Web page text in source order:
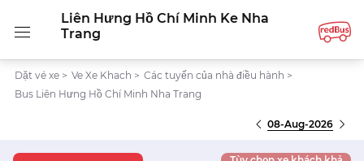
Liên Hưng Hồ Chí Minh Ke Nha
Trang
Dặt vé xe > Ve Xe Khach > Các tuyến của nhà điều hành >
Bus Liên Hưng Hồ Chí Minh Nha Trang
08-Aug-2026